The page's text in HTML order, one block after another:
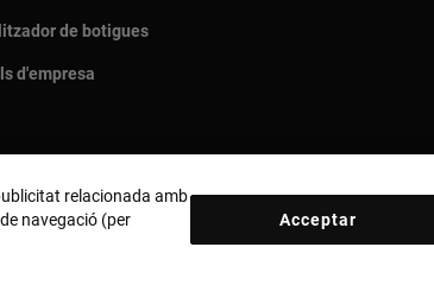
de botigues
d'empresa
i moneda:España (Península Y Baleares) / Euro
relacionada amb
navegació (per
Acceptar